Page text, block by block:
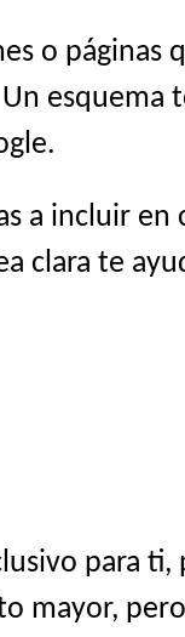
o
esquema
a incluir en
te
para
mayor,